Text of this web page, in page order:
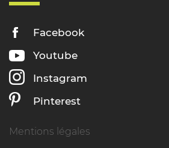
Facebook
Youtube
Instagram
Pinterest
Mentions légales